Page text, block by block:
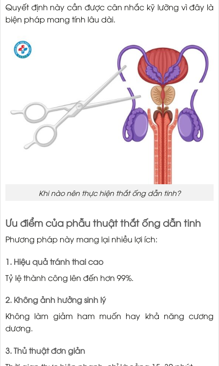
Quyết định này cần được cân nhắc kỹ lưỡng vì đây là
biện pháp mang tính lâu dài.
Khi nào nên thực hiện thắt ống dẫn tinh?
Ưu điểm của phẫu thuật thắt ống dẫn tinh
Phương pháp này mang lại nhiều lợi ích:
1. Hiệu quả tránh thai cao
Tỷ lệ thành công lên đến hơn 99%.
2. Không ảnh hưởng sinh lý
Không làm giảm ham muốn hay khả năng cương
dương.
3. Thủ thuật đơn giản